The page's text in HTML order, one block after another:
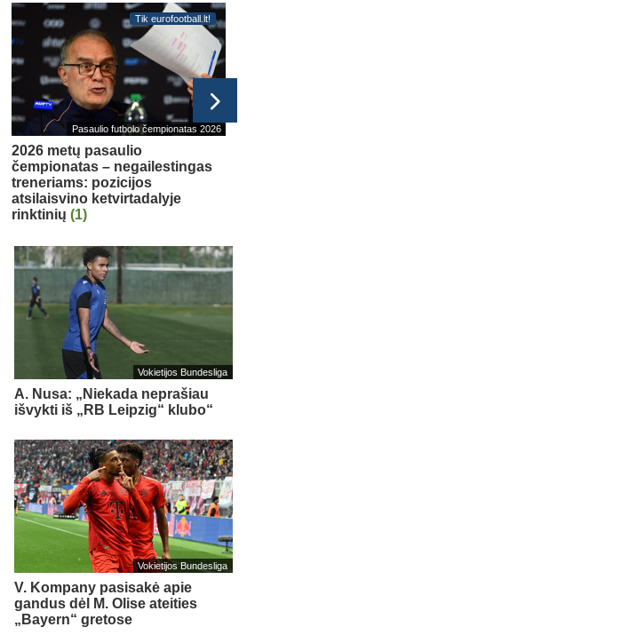
Tik eurofootball.lt!
Pasaulio futbolo čempionatas 2026
2026 metų pasaulio
čempionatas – negailestingas
treneriams: pozicijos
atsilaisvino ketvirtadalyje
rinktinių (1)
Vokietijos Bundesliga
A. Nusa: „Niekada neprašiau
išvykti iš „RB Leipzig“ klubo“
Vokietijos Bundesliga
V. Kompany pasisakė apie
gandus dėl M. Olise ateities
„Bayern“ gretose